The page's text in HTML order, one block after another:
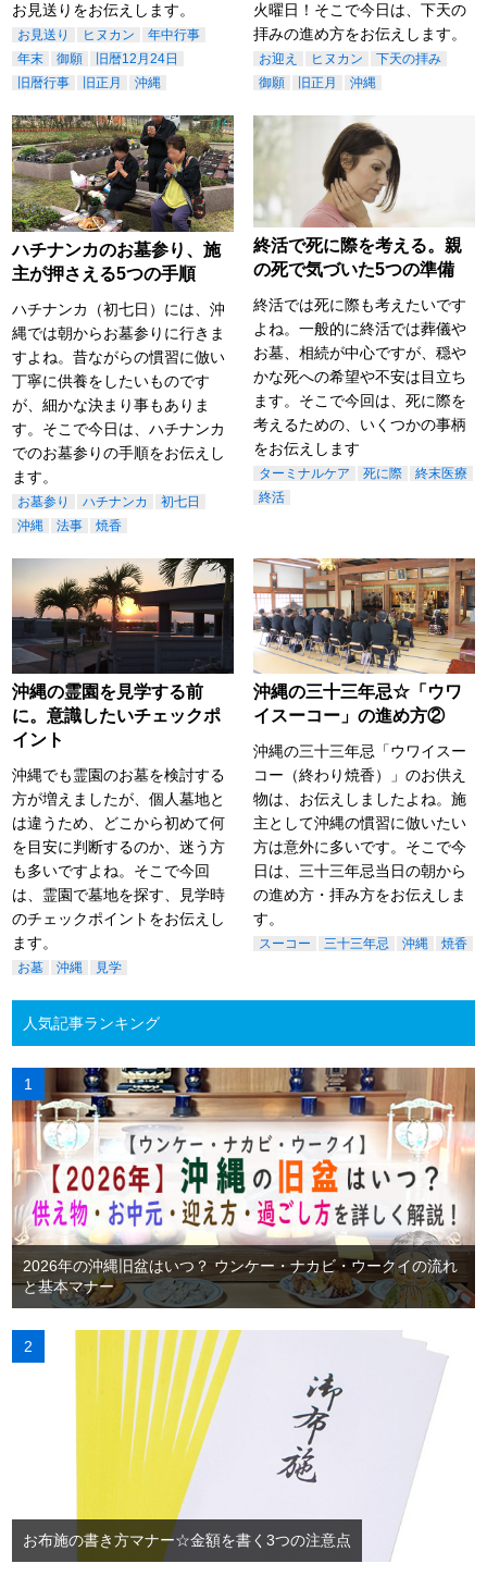
お見送りをお伝えします。
お見送り ヒヌカン
年中行事
年末
御願
旧暦12月24日
旧暦行事
旧正月 沖縄
火曜日！そこで今日は、下天の
拝みの進め方をお伝えします。
お迎え ヒヌカン
下天の拝み
御願
旧正月 沖縄
ハチナンカのお墓参り、施
主が押さえる5つの手順
ハチナンカ（初七日）には、沖
縄では朝からお墓参りに行きま
すよね。昔ながらの慣習に倣い
丁寧に供養をしたいものです
が、細かな決まり事もありま
す。そこで今日は、ハチナンカ
でのお墓参りの手順をお伝えし
ます。
お墓参り ハチナンカ
初七日
沖縄
法事 焼香
終活で死に際を考える。親
の死で気づいた5つの準備
終活では死に際も考えたいです
よね。一般的に終活では葬儀や
お墓、相続が中心ですが、穏や
かな死への希望や不安は目立ち
ます。そこで今回は、死に際を
考えるための、いくつかの事柄
をお伝えします
ターミナルケア 死に際
終末医療
終活
沖縄の霊園を見学する前
に。意識したいチェックポ
イント
沖縄でも霊園のお墓を検討する
方が増えましたが、個人墓地と
は違うため、どこから初めて何
を目安に判断するのか、迷う方
も多いですよね。そこで今回
は、霊園で墓地を探す、見学時
のチェックポイントをお伝えし
ます。
お墓 沖縄 見学
沖縄の三十三年忌☆「ウワ
イスーコー」の進め方②
沖縄の三十三年忌「ウワイスー
コー（終わり焼香）」のお供え
物は、お伝えしましたよね。施
主として沖縄の慣習に倣いたい
方は意外に多いです。そこで今
日は、三十三年忌当日の朝から
の進め方・拝み方をお伝えしま
す。
スーコー 三十三年忌 沖縄 焼香
人気記事ランキング
2026年の沖縄旧盆はいつ？ ウンケー・ナカビ・ウークイの流れ
と基本マナー
お布施の書き方マナー☆金額を書く3つの注意点